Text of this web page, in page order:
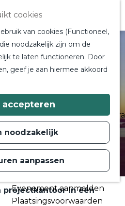
cookies
van cookies (Functioneel,
noodzakelijk zijn om de
te laten functioneren. Door
geef je aan hiermee akkoord
accepteren
noodzakelijk
aanpassen
h
o
e
p
a
g
e
In de buurt
ons om de hoek
Alle blogs en vlogs
Ontmoet de bloggers
je bezoek
Toeristische Informatiecentra
Bereikbaarheid
Evenement aanmelden
Plaatsingsvoorwaarden
Maas
in één